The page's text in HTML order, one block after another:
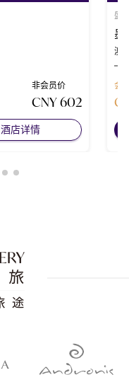
非会员价
CNY 602
酒店详情
盛
墨
澳
会